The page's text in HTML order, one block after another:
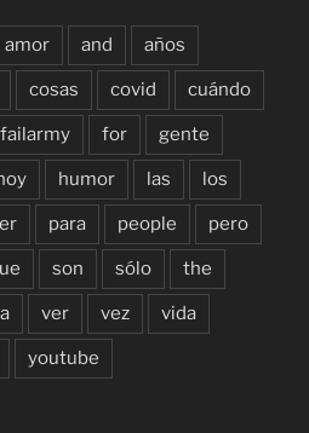
amor and años
cosas covid cuándo
failarmy for gente
humor las los
para people pero
son sólo the
ver vez vida
youtube